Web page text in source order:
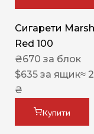
Сигарети
Red 100
₴670 за блок
$635 за ящик≈
₴
Купити